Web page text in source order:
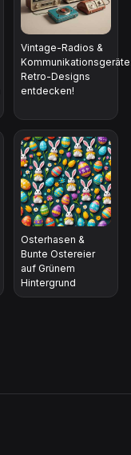
Vintage-Radios &
Retro-Designs
entdecken!
Osterhasen &
Bunte Ostereier
auf Grünem
Hintergrund